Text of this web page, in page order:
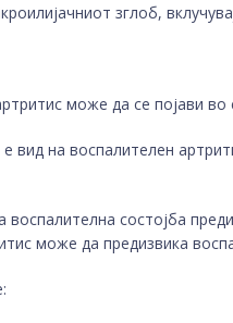
зглоб,
може да се појави
вид на воспалителен
воспалителна состојба
може да предизвика